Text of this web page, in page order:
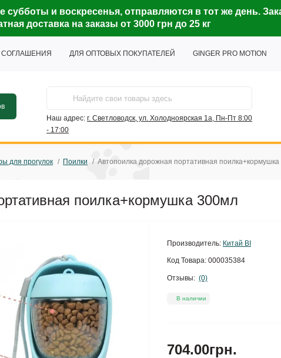
и воскресенья, отправляются в тот же день.
доставка на заказы от 3000 грн до 25 кг
ДЛЯ ОПТОВЫХ ПОКУПАТЕЛЕЙ GINGER PRO MOTION
Наш адрес: г. Светловодск, ул. Холодноярская 1а, Пн-Пт 8:00
- 17:00
для прогулок Поилки Автопоилка дорожная портативная
поилка+кормушка 300мл
Производитель: Китай ВІ
Код Товара: 000035384
Отзывы: (0)
В наличии
704.00грн.